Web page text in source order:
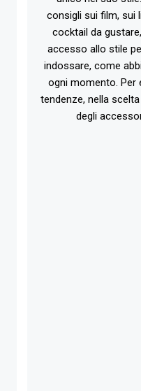
consigli sui film, sui
cocktail da
accesso allo stile
indossare, come
ogni momento. Per
tendenze, nella
degli